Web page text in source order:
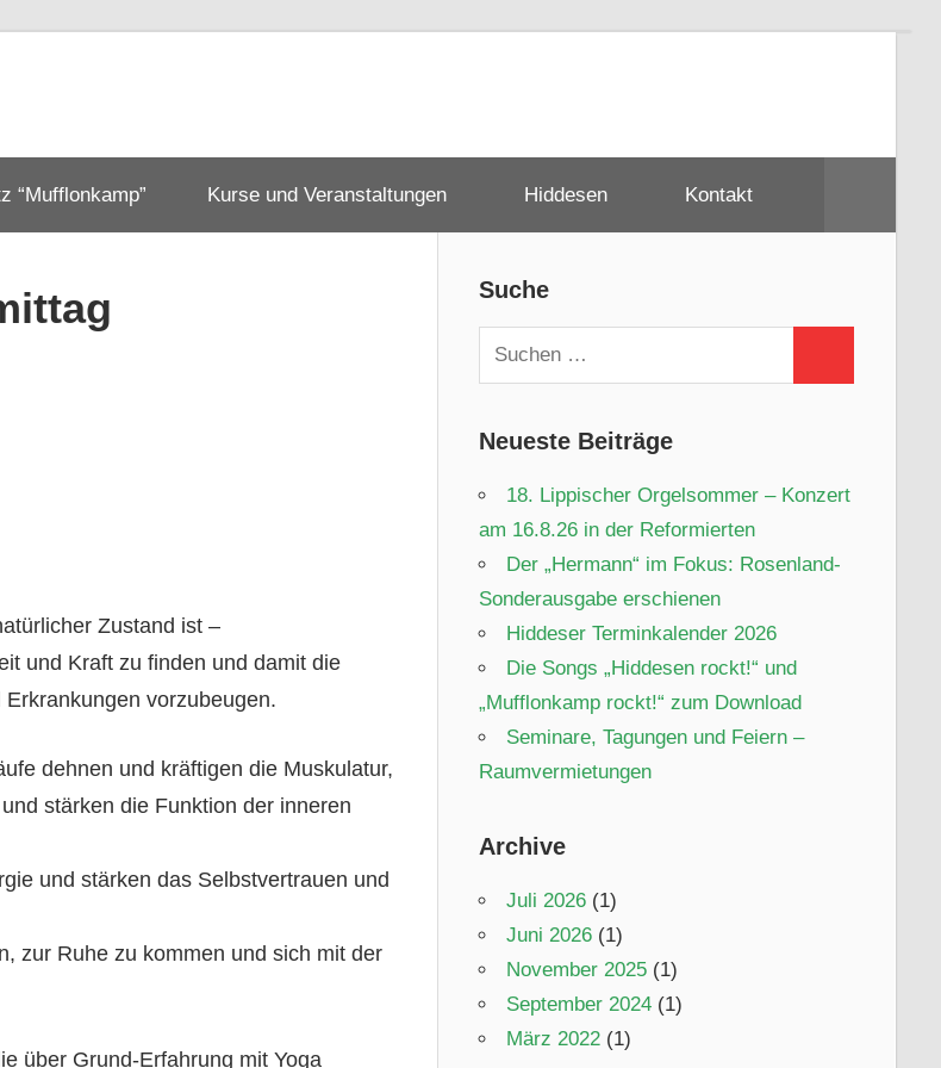
“Mufflonkamp” Kurse und Veranstaltungen Hiddesen Kontakt
Zustand ist –
und Kraft zu finden und damit die
vorzubeugen.
dehnen und kräftigen die Muskulatur,
stärken die Funktion der inneren
und stärken das Selbstvertrauen und
zur Ruhe zu kommen und sich mit der
über Grund-Erfahrung mit Yoga
Suche
Suchen
nach:
Neueste Beiträge
18. Lippischer Orgelsommer – Konzert
am 16.8.26 in der Reformierten
Der „Hermann“ im Fokus: Rosenland-
Sonderausgabe erschienen
Hiddeser Terminkalender 2026
Die Songs „Hiddesen rockt!“ und
„Mufflonkamp rockt!“ zum Download
Seminare, Tagungen und Feiern –
Raumvermietungen
Archive
Juli 2026(1)
Juni 2026(1)
November 2025(1)
September 2024(1)
März 2022(1)